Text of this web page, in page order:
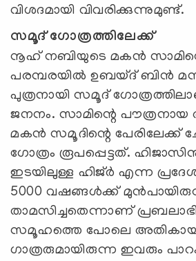
വിശദമായി വിവരിക്കുന്നുമുണ്ട്.
സമൂദ് ഗോത്രത്തിലേക്ക്
നൂഹ് നബിയുടെ മകൻ
പരമ്പരയിൽ ഉബയ്ദ് ബിൻ
പുത്രനായി സമൂദ്
ജനനം. സാമിന്റെ പൗത്രനായ
മകൻ സമൂദിന്റെ
ഗോത്രം രൂപപ്പെട്ടത്.
ഇടയിലുള്ള ഹിജ്ർ എന്ന
5000 വഷങ്ങൾക്ക്
താമസിച്ചതെന്നാണ്
സമൂഹത്തെ പോലെ
ഗാത്രരുമായിരുന്ന ഇവരും